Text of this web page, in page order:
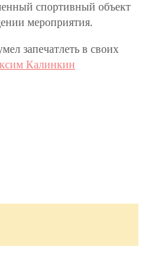
спортивный объект
мероприятия.
запечатлеть в своих
Калинкин